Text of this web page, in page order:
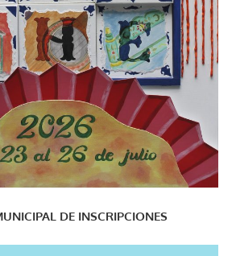
DE INSCRIPCIONES